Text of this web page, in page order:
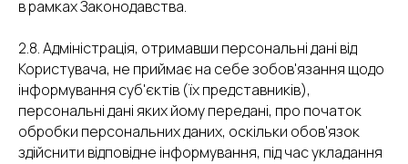
в рамках Законодавства.
2.8. Адміністрація, отримавши персональні дані від
Користувача, не приймає на себе зобов'язання щодо
інформування суб'єктів (їх представників),
персональні дані яких йому передані, про початок
обробки персональних даних, оскільки обов'язок
здійснити відповідне інформування, під час укладання